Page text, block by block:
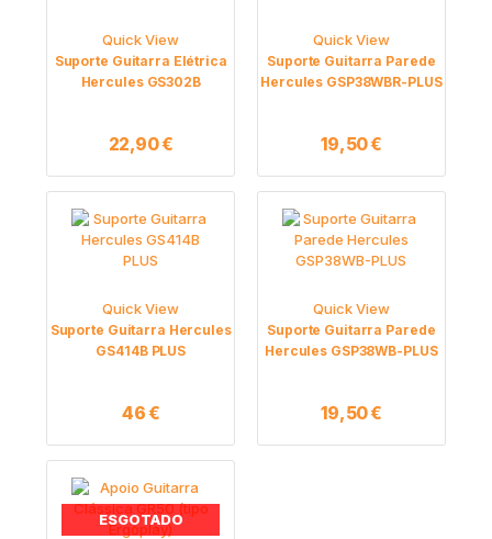
Quick View
Suporte Guitarra Elétrica
Hercules GS302B
22,90€
Quick View
Suporte Guitarra Parede
Hercules GSP38WBR-PLUS
19,50€
Quick View
Suporte Guitarra Hercules
GS414B PLUS
46€
Quick View
Suporte Guitarra Parede
Hercules GSP38WB-PLUS
19,50€
ESGOTADO